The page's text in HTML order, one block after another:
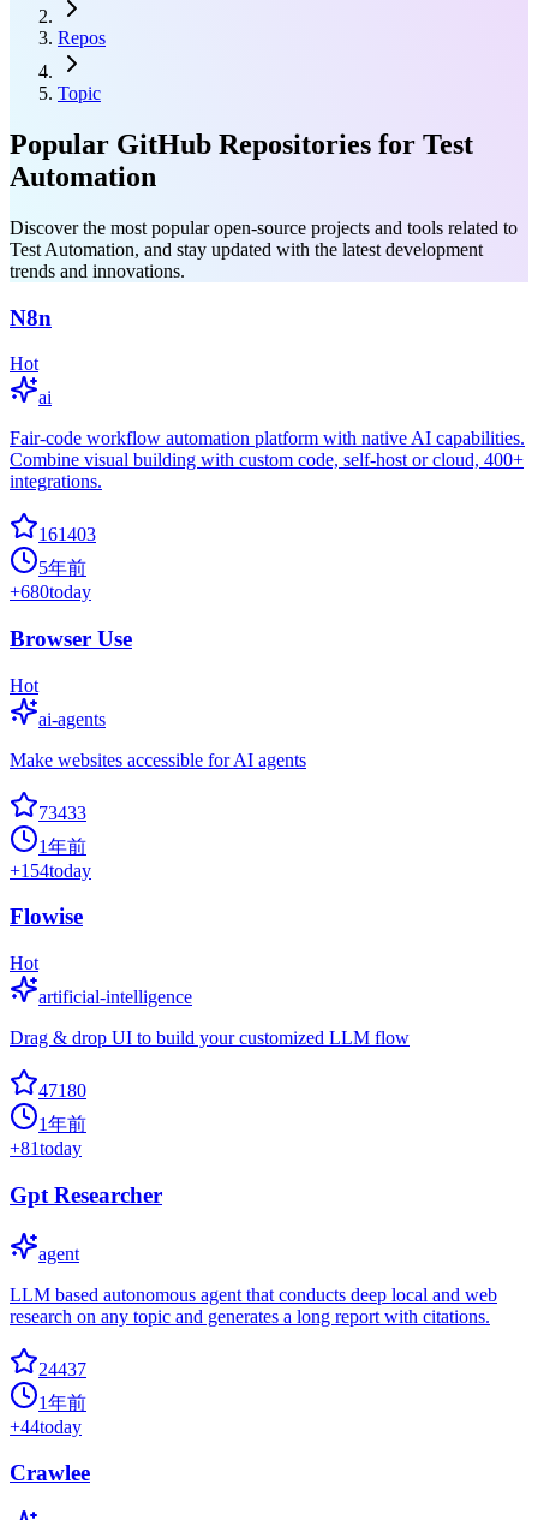
Repos
Topic
Popular GitHub Repositories for Test
Automation
Discover the most popular open-source projects and tools related to
Test Automation, and stay updated with the latest development
trends and innovations.
N8n
Hot
ai
Fair-code workflow automation platform with native AI capabilities.
Combine visual building with custom code, self-host or cloud, 400+
integrations.
161403
5年前
+680today
Browser Use
Hot
ai-agents
Make websites accessible for AI agents
73433
1年前
+154today
Flowise
Hot
artificial-intelligence
Drag & drop UI to build your customized LLM flow
47180
1年前
+81today
Gpt Researcher
agent
LLM based autonomous agent that conducts deep local and web
research on any topic and generates a long report with citations.
24437
1年前
+44today
Crawlee